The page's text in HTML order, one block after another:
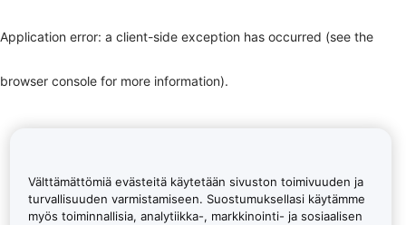
Application error: a client-side exception has occurred (see the
browser console for more information).
Välttämättömiä evästeitä käytetään sivuston toimivuuden ja
turvallisuuden varmistamiseen. Suostumuksellasi käytämme
myös toiminnallisia, analytiikka-, markkinointi- ja sosiaalisen